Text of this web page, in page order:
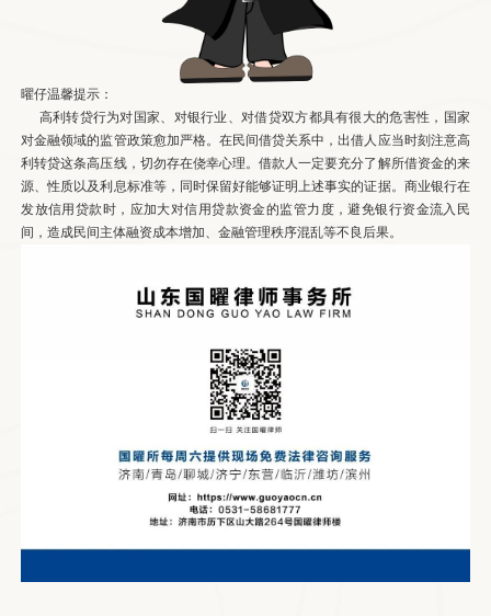
曜仔温馨提示：
高利转贷行为对国家、对银行业、对借贷双方都具有很大的危害性，国家
对金融领域的监管政策愈加严格。在民间借贷关系中，出借人应当时刻注意高
利转贷这条高压线，切勿存在侥幸心理。借款人一定要充分了解所借资金的来
源、性质以及利息标准等，同时保留好能够证明上述事实的证据。商业银行在
发放信用贷款时，应加大对信用贷款资金的监管力度，避免银行资金流入民
间，造成民间主体融资成本增加、金融管理秩序混乱等不良后果。